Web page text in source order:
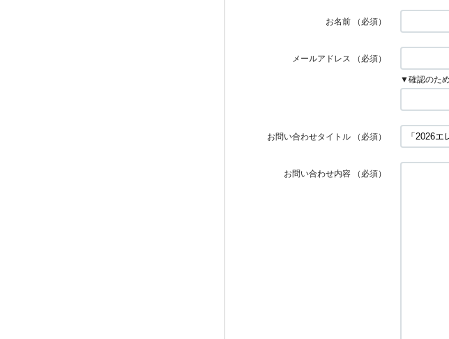
お名前 （必須）
メールアドレス
（必須）
▼確認のた
お問い合わせタイトル （必須）
お問い合わせ内容 （必須）